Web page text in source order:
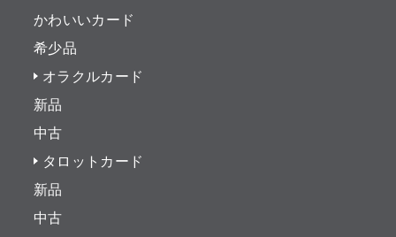
かわいいカード
希少品
オラクルカード
新品
中古
タロットカード
新品
中古